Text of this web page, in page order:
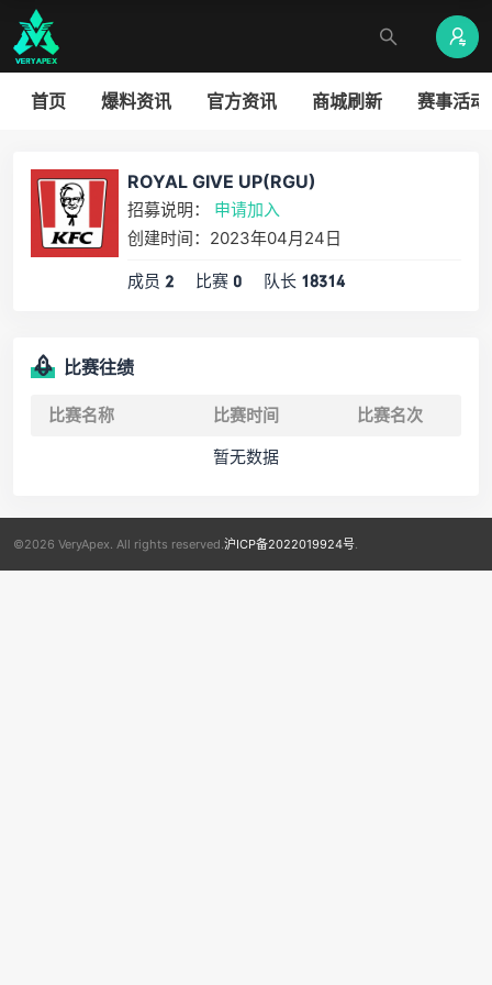
首页 爆料资讯 官方资讯 商城刷新 赛事活动
ROYAL GIVE UP(RGU)
招募说明： 申请加入
创建时间：2023年04月24日
成员 2 比赛 0 队长 18314
比赛往绩
比赛名称 比赛时间
比赛名次
暂无数据
©2026 VeryApex. All rights reserved. 沪ICP备2022019924号